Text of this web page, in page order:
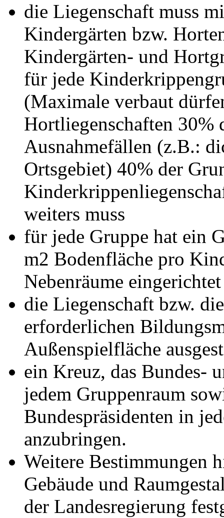
die Liegenschaft muss
Kindergärten bzw.
Kindergärten- und
für jede
(Maximale verbaut
Hortliegenschaften 30%
Ausnahmefällen (z.B.:
Ortsgebiet) 40% der
weiters muss
für jede Gruppe hat ein
m2 Bodenfläche pro
Nebenräume
die Liegenschaft bzw.
erforderlichen
Außenspielfläche
ein Kreuz, das Bundes-
jedem Gruppenraum
Bundespräsidenten in
anzubringen.
Weitere Bestimmungen
Gebäude und
der Landesregierung